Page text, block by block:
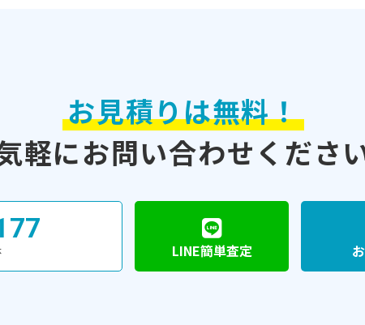
お見積りは無料！
軽にお問い合わせくださ
LINE簡単査定